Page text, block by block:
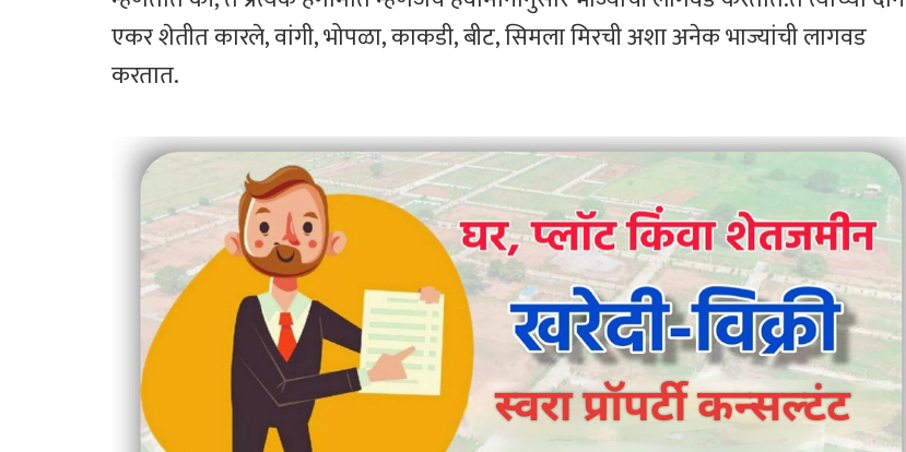
एकर शेतीत कारले, वांगी, भोपळा, काकडी, बीट, सिमला मिरची अशा अनेक भाज्यांची लागवड
करतात.